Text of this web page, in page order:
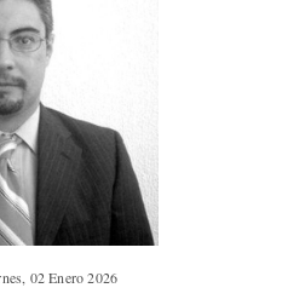
02 Enero 2026